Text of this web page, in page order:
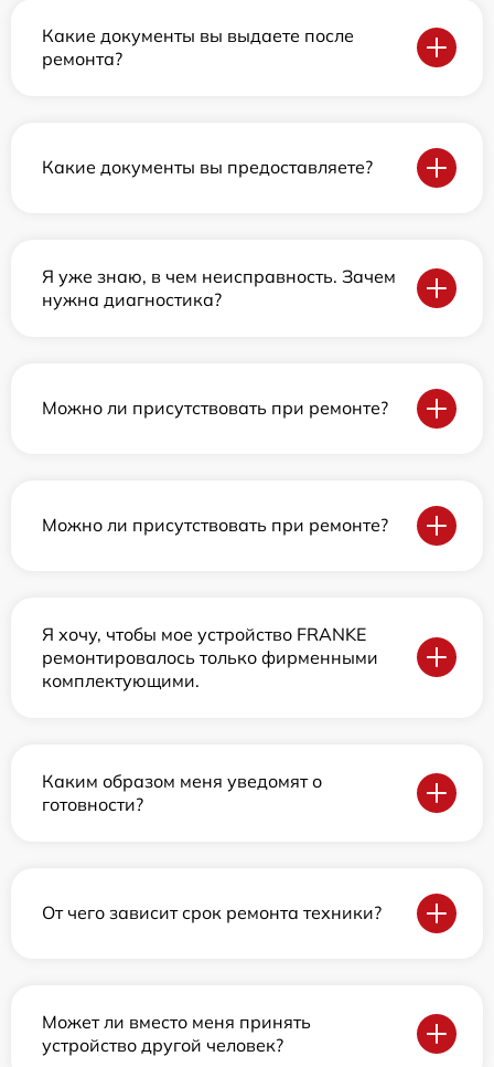
Какие документы вы выдаете после
ремонта?
Какие документы вы предоставляете?
Я уже знаю, в чем неисправность. Зачем
нужна диагностика?
Можно ли присутствовать при ремонте?
Можно ли присутствовать при ремонте?
Я хочу, чтобы мое устройство FRANKE
ремонтировалось только фирменными
комплектующими.
Каким образом меня уведомят о
готовности?
От чего зависит срок ремонта техники?
Может ли вместо меня принять
устройство другой человек?